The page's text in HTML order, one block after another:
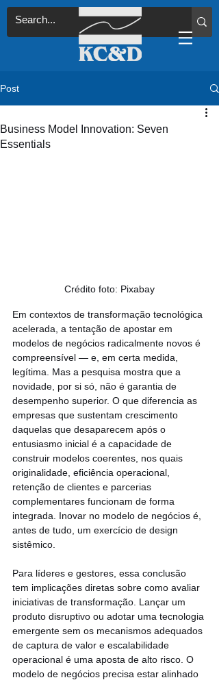
Post
Business Model Innovation: Seven
Essentials
Crédito foto: Pixabay
Em contextos de transformação tecnológica
acelerada, a tentação de apostar em
modelos de negócios radicalmente novos é
compreensível — e, em certa medida,
legítima. Mas a pesquisa mostra que a
novidade, por si só, não é garantia de
desempenho superior. O que diferencia as
empresas que sustentam crescimento
daquelas que desaparecem após o
entusiasmo inicial é a capacidade de
construir modelos coerentes, nos quais
originalidade, eficiência operacional,
retenção de clientes e parcerias
complementares funcionam de forma
integrada. Inovar no modelo de negócios é,
antes de tudo, um exercício de design
sistêmico.
Para líderes e gestores, essa conclusão
tem implicações diretas sobre como avaliar
iniciativas de transformação. Lançar um
produto disruptivo ou adotar uma tecnologia
emergente sem os mecanismos adequados
de captura de valor e escalabilidade
operacional é uma aposta de alto risco. O
modelo de negócios precisa estar alinhado